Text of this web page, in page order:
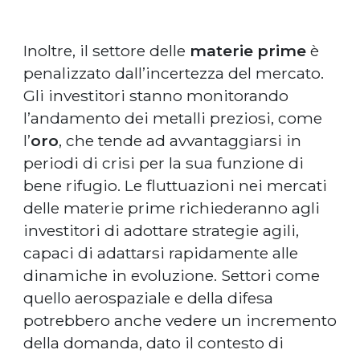
Inoltre, il settore delle materie prime è
penalizzato dall’incertezza del mercato.
Gli investitori stanno monitorando
l’andamento dei metalli preziosi, come
l’oro, che tende ad avvantaggiarsi in
periodi di crisi per la sua funzione di
bene rifugio. Le fluttuazioni nei mercati
delle materie prime richiederanno agli
investitori di adottare strategie agili,
capaci di adattarsi rapidamente alle
dinamiche in evoluzione. Settori come
quello aerospaziale e della difesa
potrebbero anche vedere un incremento
della domanda, dato il contesto di